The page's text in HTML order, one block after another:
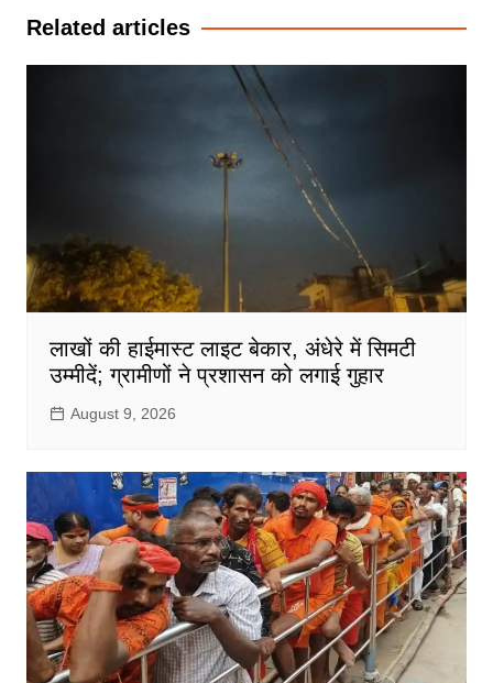
Related articles
लाखों की हाईमास्ट लाइट बेकार, अंधेरे में सिमटी
उम्मीदें; ग्रामीणों ने प्रशासन को लगाई गुहार
August 9, 2026